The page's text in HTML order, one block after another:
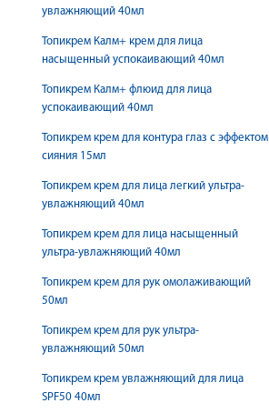
увлажняющий 40мл
Топикрем Калм+ крем для лица
насыщенный успокаивающий 40мл
Топикрем Калм+ флюид для лица
успокаивающий 40мл
Топикрем крем для контура глаз с эффектом
сияния 15мл
Топикрем крем для лица легкий ультра-
увлажняющий 40мл
Топикрем крем для лица насыщенный
ультра-увлажняющий 40мл
Топикрем крем для рук омолаживающий
50мл
Топикрем крем для рук ультра-
увлажняющий 50мл
Топикрем крем увлажняющий для лица
SPF50 40мл